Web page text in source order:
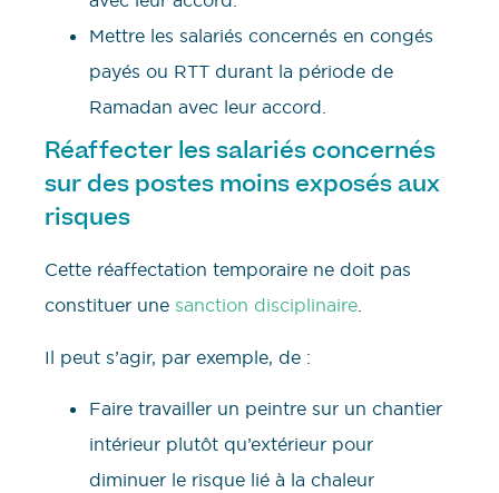
Mettre les salariés concernés en congés
payés ou RTT durant la période de
Ramadan avec leur accord.
Réaffecter les salariés concernés
sur des postes moins exposés aux
risques
Cette réaffectation temporaire ne doit pas
constituer une sanction disciplinaire.
Il peut s’agir, par exemple, de :
Faire travailler un peintre sur un chantier
intérieur plutôt qu’extérieur pour
diminuer le risque lié à la chaleur